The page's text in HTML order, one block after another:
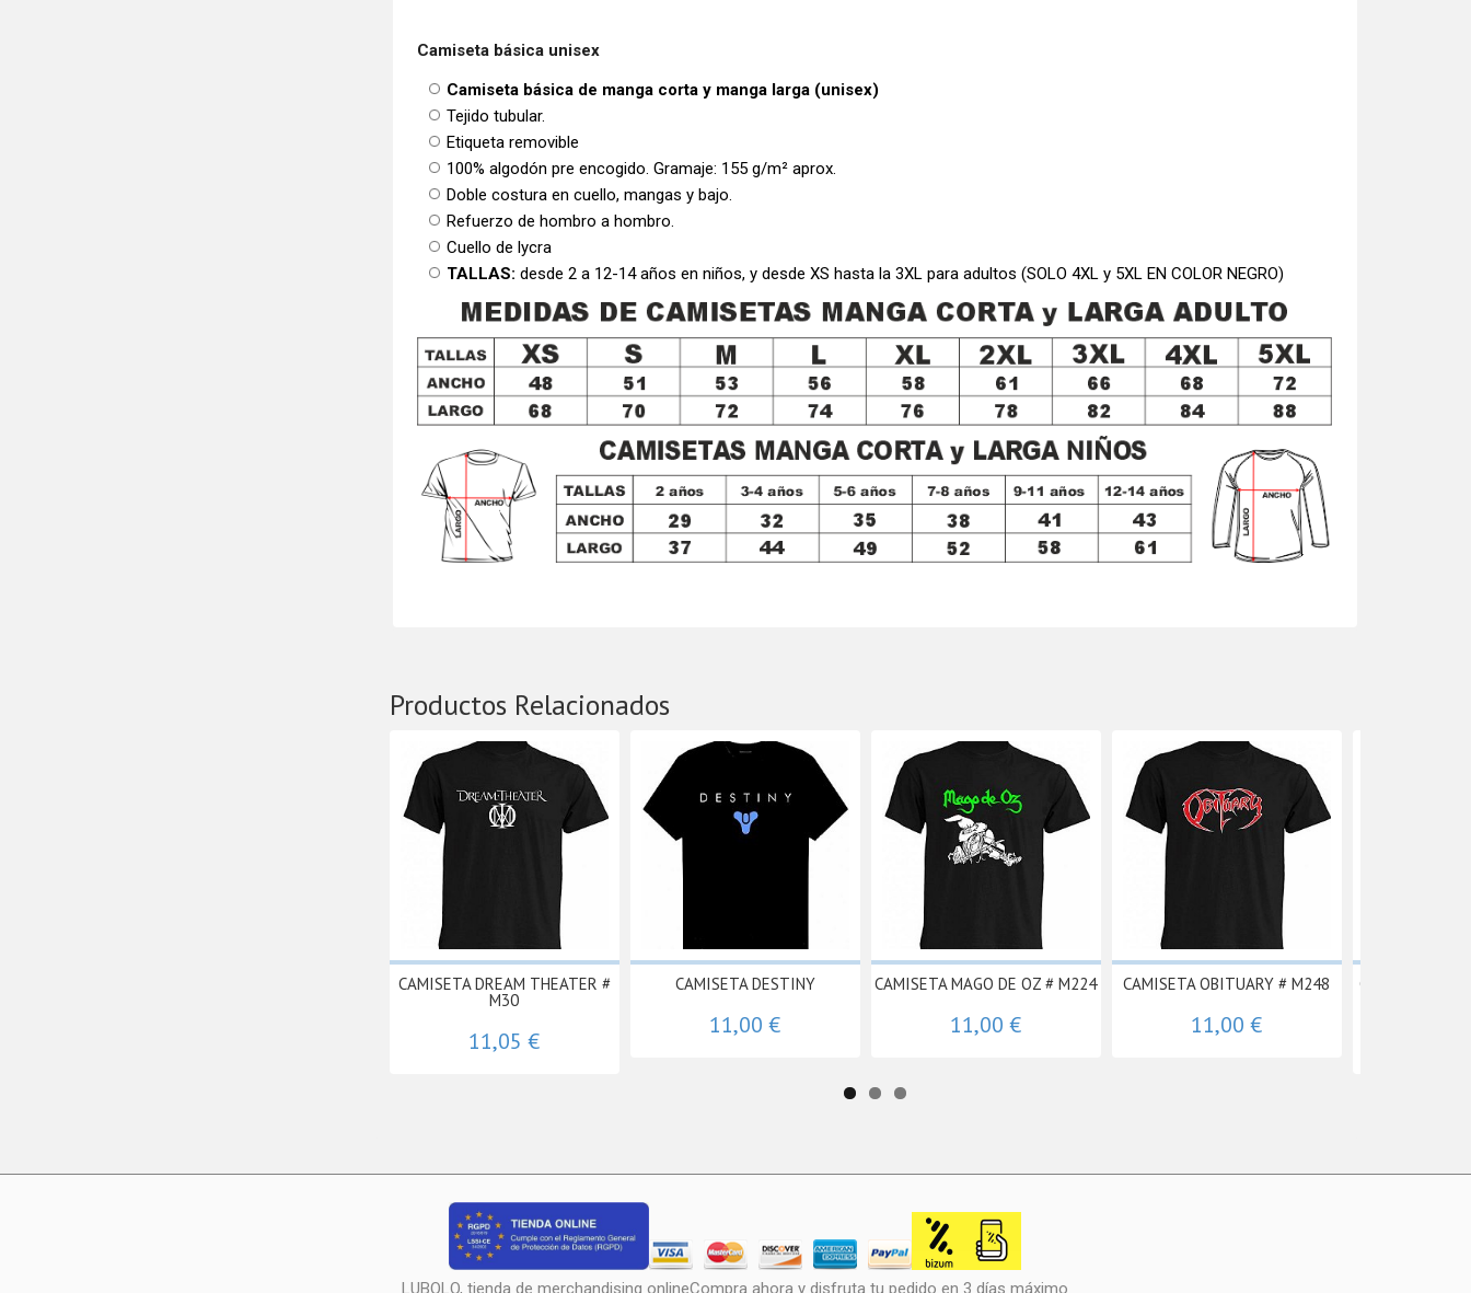
Camiseta básica unisex
Camiseta básica de manga corta y manga larga (unisex)
Tejido tubular.
Etiqueta removible
100% algodón pre encogido. Gramaje: 155 g/m² aprox.
Doble costura en cuello, mangas y bajo.
Refuerzo de hombro a hombro.
Cuello de lycra
TALLAS: desde 2 a 12-14 años en niños, y desde XS hasta la 3XL para adultos (SOLO 4XL y 5XL EN COLOR NEGRO)
Productos Relacionados
CAMISETA DREAM THEATER #
M30
11,05 €
CAMISETA DESTINY
11,00 €
CAMISETA MAGO DE OZ # M224
11,00 €
CAMISETA OBITUARY # M248
11,00 €
CAMISETA
LUBOLO, tienda de merchandising onlineCompra ahora y disfruta tu pedido en 3 días máximo